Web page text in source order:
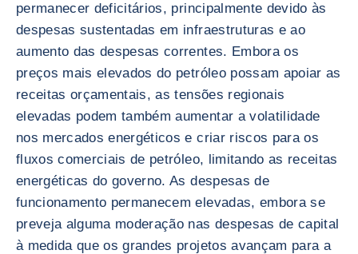
permanecer deficitários, principalmente devido às
despesas sustentadas em infraestruturas e ao
aumento das despesas correntes. Embora os
preços mais elevados do petróleo possam apoiar as
receitas orçamentais, as tensões regionais
elevadas podem também aumentar a volatilidade
nos mercados energéticos e criar riscos para os
fluxos comerciais de petróleo, limitando as receitas
energéticas do governo. As despesas de
funcionamento permanecem elevadas, embora se
preveja alguma moderação nas despesas de capital
à medida que os grandes projetos avançam para a